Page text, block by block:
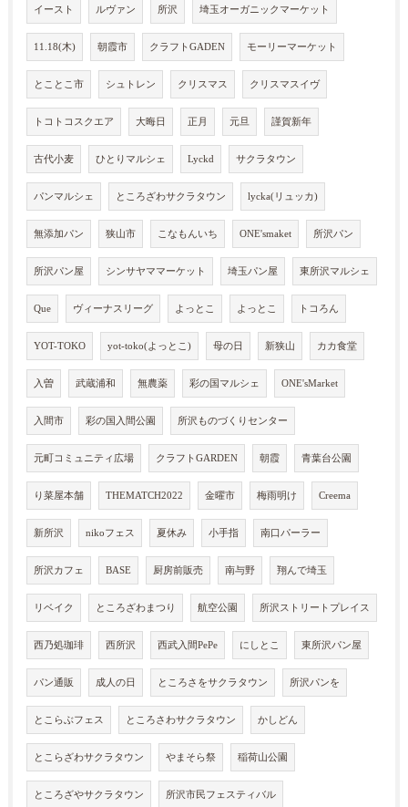
イースト ルヴァン 所沢 埼玉オーガニックマーケット
11.18(木) 朝霞市 クラフトGADEN モーリーマーケット
とことこ市 シュトレン クリスマス クリスマスイヴ
トコトコスクエア 大晦日 正月 元旦 謹賀新年
古代小麦 ひとりマルシェ Lyckd サクラタウン
パンマルシェ ところざわサクラタウン lycka(リュッカ)
無添加パン 狭山市 こなもんいち ONE'smaket 所沢パン
所沢パン屋 シンサヤママーケット 埼玉パン屋 東所沢マルシェ
Que ヴィーナスリーグ よっとこ よっとこ トコろん
YOT-TOKO yot-toko(よっとこ) 母の日 新狭山 カカ食堂
入曽 武蔵浦和 無農薬 彩の国マルシェ ONE'sMarket
入間市 彩の国入間公園 所沢ものづくりセンター
元町コミュニティ広場 クラフトGARDEN 朝霞 青葉台公園
り菜屋本舗 THEMATCH2022 金曜市 梅雨明け Creema
新所沢 nikoフェス 夏休み 小手指 南口パーラー
所沢カフェ BASE 厨房前販売 南与野 翔んで埼玉
リベイク ところざわまつり 航空公園 所沢ストリートプレイス
西乃処珈琲 西所沢 西武入間PePe にしとこ 東所沢パン屋
パン通販 成人の日 ところさをサクラタウン 所沢パンを
とこらぶフェス ところさわサクラタウン かしどん
とこらざわサクラタウン やまそら祭 稲荷山公園
ところざやサクラタウン 所沢市民フェスティバル